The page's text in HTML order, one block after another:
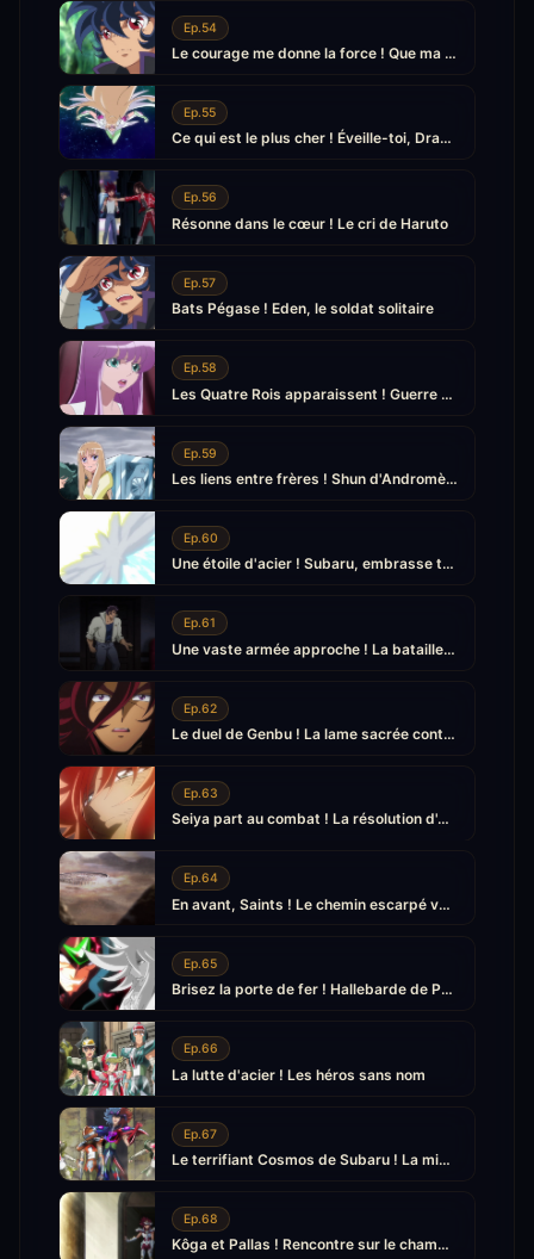
Ep.54
Le courage me donne la force ! Que ma Cloth renaisse
Ep.55
Ce qui est le plus cher ! Éveille-toi, Dragon
Ep.56
Résonne dans le cœur ! Le cri de Haruto
Ep.57
Bats Pégase ! Eden, le soldat solitaire
Ep.58
Les Quatre Rois apparaissent ! Guerre totale entre Athéna et Pallas
Ep.59
Les liens entre frères ! Shun d'Andromède entre dans la bataille
Ep.60
Une étoile d'acier ! Subaru, embrasse ta volonté d'acier
Ep.61
Une vaste armée approche ! La bataille pour défendre la Palaestra
Ep.62
Le duel de Genbu ! La lame sacrée contre la lame de la Balance
Ep.63
Seiya part au combat ! La résolution d'Athéna
Ep.64
En avant, Saints ! Le chemin escarpé vers Pallasvelda
Ep.65
Brisez la porte de fer ! Hallebarde de Pégase et bouclier du Dragon
Ep.66
La lutte d'acier ! Les héros sans nom
Ep.67
Le terrifiant Cosmos de Subaru ! La mission d'Eden
Ep.68
Kôga et Pallas ! Rencontre sur le champ de bataille